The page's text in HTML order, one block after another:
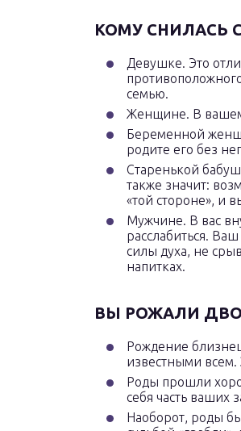
КОМУ СНИЛАСЬ
Девушке. Это
семью.
Женщине. В вашем
Беременной
родите его без
Старенькой
также значит:
«той стороне», и
Мужчине. В вас
расслабиться.
силы духа, не
напитках.
ВЫ РОЖАЛИ
Рождение
известными всем.
Роды прошли
себя часть ваших
Наоборот, роды